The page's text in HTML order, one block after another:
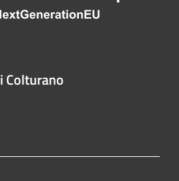
Colturano